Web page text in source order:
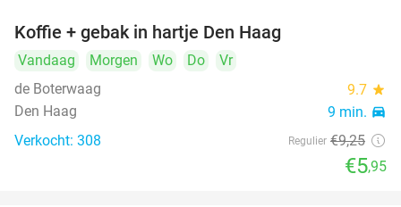
Koffie + gebak in hartje Den Haag
Vandaag Morgen Wo Do
Vr
de Boterwaag
9.7 star
Den Haag 9 min. directions_car
Verkocht: 308 Regulier €9,25
€5,95